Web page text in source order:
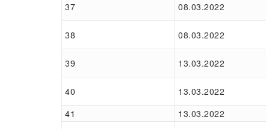
37 08.03.2022
38
08.03.2022
39
13.03.2022
40
13.03.2022
41
13.03.2022